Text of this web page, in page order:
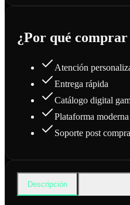
¿Por qué
Atención
Entrega rápida
Catálogo digital
Plataforma moderna
Soporte post compra
Descripción